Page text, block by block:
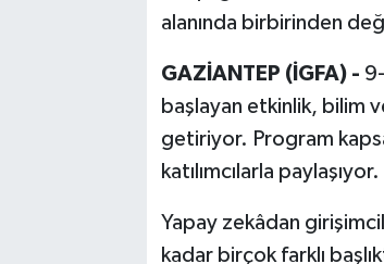
alanında birbirinden
GAZİANTEP (İGFA) -
başlayan etkinlik, bilim
getiriyor. Program
katılımcılarla paylaşıyor.
Yapay zekâdan
kadar birçok farklı